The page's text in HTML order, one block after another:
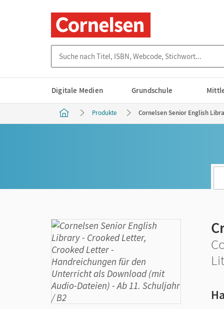
Digitale Medien Grundschule
Produkte Cornelsen Senior English